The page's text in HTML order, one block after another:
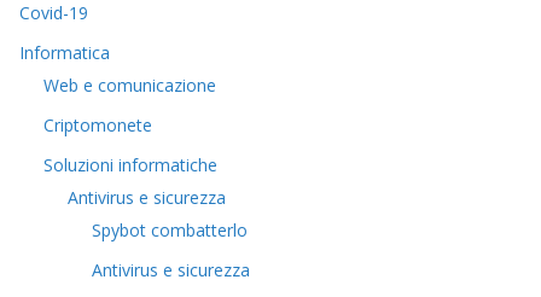
Covid-19
Informatica
Web e comunicazione
Criptomonete
Soluzioni informatiche
Antivirus e sicurezza
Spybot combatterlo
Antivirus e sicurezza